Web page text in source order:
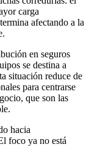
carga
afectando a la
en seguros
se destina a
situación reduce de
para centrarse
que son las
hacia
foco ya no está